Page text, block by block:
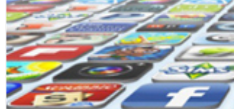
Dünya
Pr
Facebook
Diziler
Karikatür